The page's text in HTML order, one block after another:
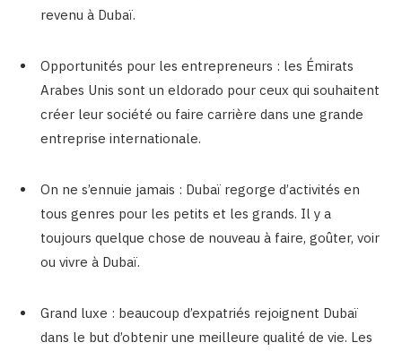
revenu à Dubaï.
Opportunités pour les entrepreneurs : les Émirats
Arabes Unis sont un eldorado pour ceux qui souhaitent
créer leur société ou faire carrière dans une grande
entreprise internationale.
On ne s’ennuie jamais : Dubaï regorge d’activités en
tous genres pour les petits et les grands. Il y a
toujours quelque chose de nouveau à faire, goûter, voir
ou vivre à Dubaï.
Grand luxe : beaucoup d’expatriés rejoignent Dubaï
dans le but d’obtenir une meilleure qualité de vie. Les